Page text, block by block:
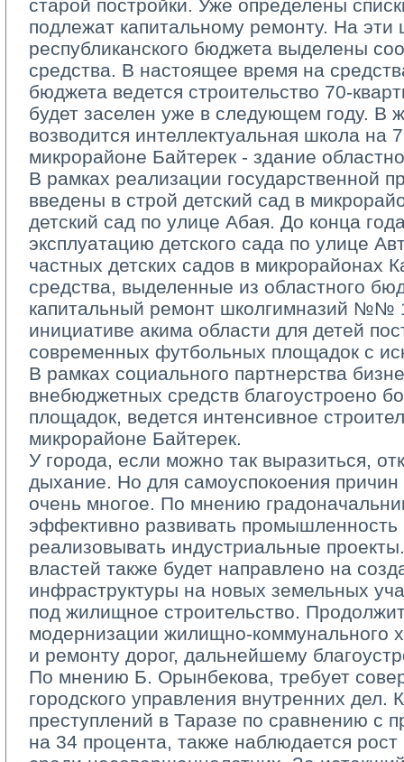
старой постройки. Уже определены
подлежат капитальному ремонту. На эти
республиканского бюджета выделены
средства. В настоящее время на
бюджета ведется строительство 70­-
будет заселен уже в следующем году. В
возводится интеллектуальная школа на
микрорайоне Байтерек ­- здание
В рамках реализации государственной
введены в строй детский сад в
детский сад по улице Абая. До конца
эксплуатацию детского сада по улице
частных детских садов в микрорайонах
средства, выделенные из областного
капитальный ремонт школ­гимназий №№
инициативе акима области для детей
современных футбольных площадок с
В рамках социального партнерства
внебюджетных средств благоустроено
площадок, ведется интенсивное
микрорайоне Байтерек.
У города, если можно так выразиться,
дыхание. Но для самоуспокоения причин
очень многое. По мнению
эффективно развивать промышленность
реализовывать индустриальные
властей также будет направлено на
инфраструктуры на новых земельных
под жилищное строительство.
модернизации жилищно­-коммунального
и ремонту дорог, дальнейшему
По мнению Б. Орынбекова, требует
городского управления внутренних дел.
преступлений в Таразе по сравнению с
на 34 процента, также наблюдается